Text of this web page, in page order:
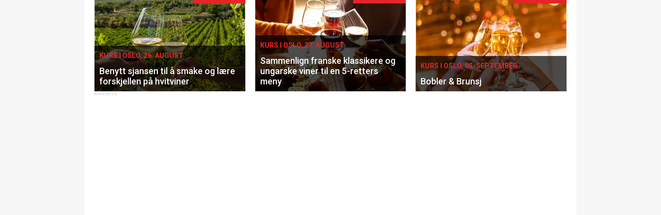
KURS I OSLO, 26. AUGUST
Benytt sjansen til å smake og lære
forskjellen på hvitviner
KURS I OSLO, 27. AUGUST
Sammenlign franske klassikere og
ungarske viner til en 5-retters
meny
KURS I OSLO, 05. SEPTEMBER
Bobler & Brunsj